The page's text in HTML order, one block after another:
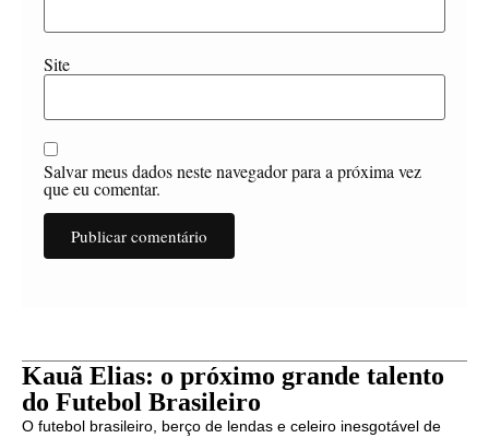
Site
Salvar meus dados neste navegador para a próxima vez
que eu comentar.
Kauã Elias: o próximo grande talento
do Futebol Brasileiro
O futebol brasileiro, berço de lendas e celeiro inesgotável de